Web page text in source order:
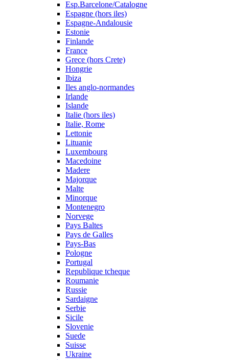
Esp.Barcelone/Catalogne
Espagne (hors iles)
Espagne-Andalousie
Estonie
Finlande
France
Grece (hors Crete)
Hongrie
Ibiza
Iles anglo-normandes
Irlande
Islande
Italie (hors iles)
Italie, Rome
Lettonie
Lituanie
Luxembourg
Macedoine
Madere
Majorque
Malte
Minorque
Montenegro
Norvege
Pays Baltes
Pays de Galles
Pays-Bas
Pologne
Portugal
Republique tcheque
Roumanie
Russie
Sardaigne
Serbie
Sicile
Slovenie
Suede
Suisse
Ukraine